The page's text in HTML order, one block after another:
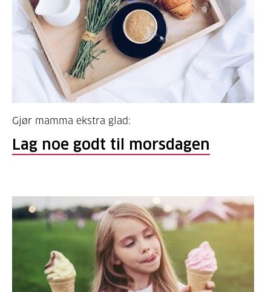
Gjør mamma ekstra glad:
Lag noe godt til morsdagen